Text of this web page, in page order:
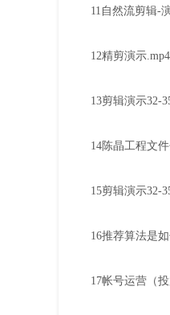
11自然流剪辑-
12精剪演示.mp4
13剪辑演示32-
14陈晶工程文
15剪辑演示32-
16推荐算法是
17帐号运营（